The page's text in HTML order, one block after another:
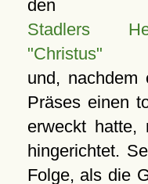
den
Stadlers
"Christus"
und, nachdem
Präses einen
erweckt hatte,
hingerichtet.
Folge, als die